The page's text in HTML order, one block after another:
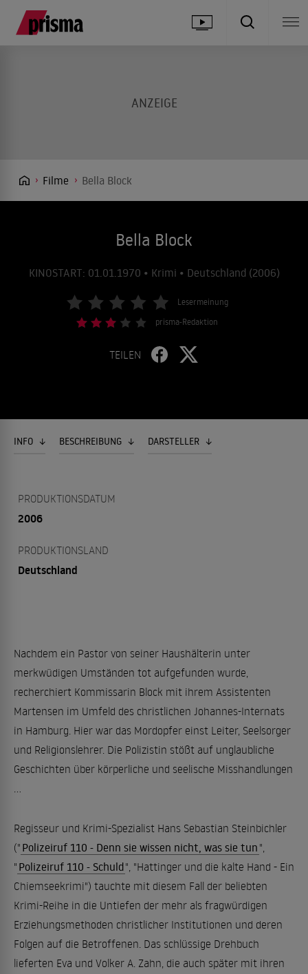
Filme Bella Block
Bella Block
KINOSTART: 01.01.1970 • Krimi • Deutschland (2006)
Lesermeinung
prisma-Redaktion
TEILEN
INFO BESCHREIBUNG DARSTELLER
PRODUKTIONSDATUM
2006
PRODUKTIONSLAND
Deutschland
Nachdem ein Pastor von seiner Haushälterin unter
merkwüdigen Umständen tot aufgefunden wurde,
recherchiert Kommissarin Block mit ihrem Assistenten
Martensen im Umfeld des christlichen Johannes-Internats
in Hamburg. Hier war das Mordopfer einst Leiter, Seelsorger
und Religionslehrer. Die Polizistin stößt auf unglaubliche
Geschichten über körperliche und seelische Misshandlungen
...
Regisseur und Krimi-Spezialist Hans Sebastian Steinbichler
(" Polizeiruf 110 - Denn sie wissen nicht, was sie tun ",
" Polizeiruf 110 - Schuld", "Hattinger und die kalte Hand - Ein
Chiemseekrimi") tauchte mit diesem Fall der beliebten
Krimi-Reihe in die Untiefen der mehr als fragwürdigen
Erziehungsmethoden christlicher Institutionen und deren
Folgen auf die Betroffenen. Das schlüssige Drehbuch
lieferten Eva und Volker A. Zahn, die auch später mit ihren